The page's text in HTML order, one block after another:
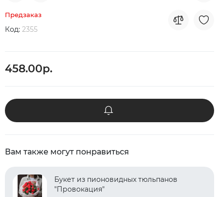
Предзаказ
Код: 2355
458.00р.
Вам также могут понравиться
Букет из пионовидных тюльпанов
"Провокация"